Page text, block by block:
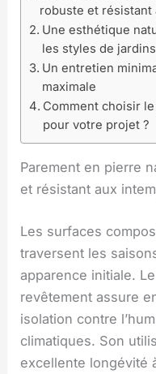
robuste et résistant
Une esthétique
les styles de jardins
Un entretien
maximale
Comment choisir
pour votre projet ?
Parement en pierre
et résistant aux
Les surfaces
traversent les
apparence initiale.
revêtement assure
isolation contre
climatiques. Son
excellente longévité